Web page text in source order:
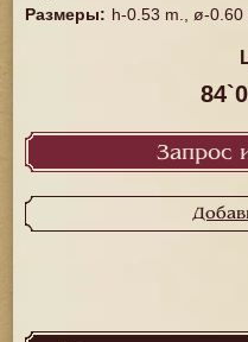
Размеры: h-0.53 m., ø-0.60
Запрос